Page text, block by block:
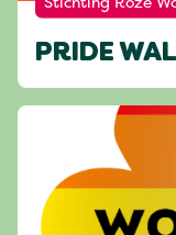
PRIDE